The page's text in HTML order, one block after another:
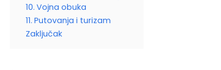
10. Vojna obuka
11. Putovanja i turizam
Zaključak